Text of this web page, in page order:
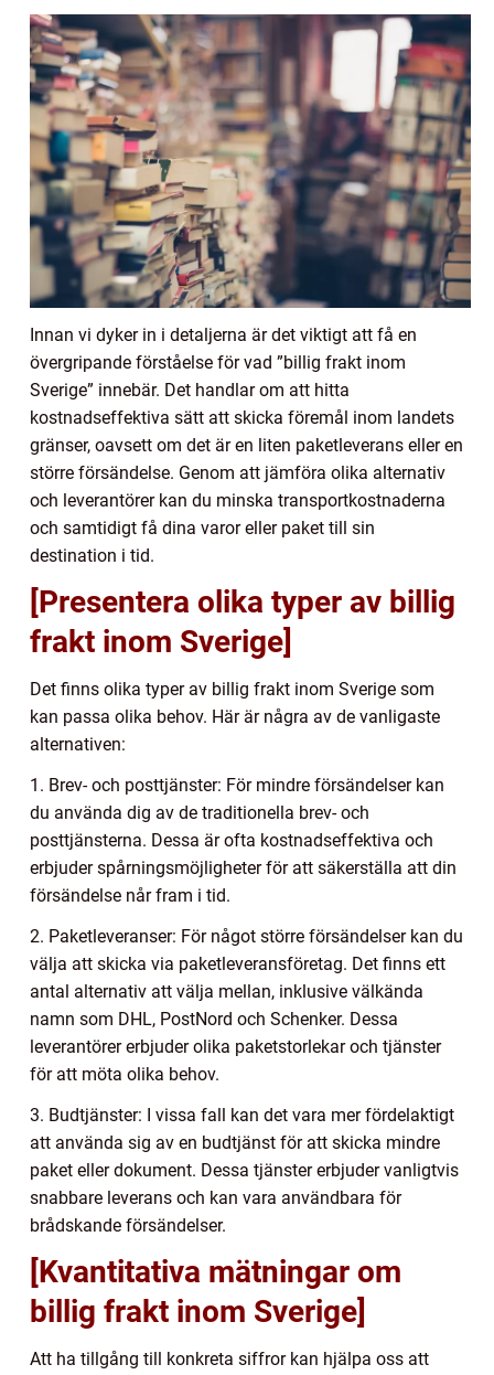
Innan vi dyker in i detaljerna är det viktigt att få en
övergripande förståelse för vad ”billig frakt inom
Sverige” innebär. Det handlar om att hitta
kostnadseffektiva sätt att skicka föremål inom landets
gränser, oavsett om det är en liten paketleverans eller en
större försändelse. Genom att jämföra olika alternativ
och leverantörer kan du minska transportkostnaderna
och samtidigt få dina varor eller paket till sin
destination i tid.
[Presentera olika typer av billig
frakt inom Sverige]
Det finns olika typer av billig frakt inom Sverige som
kan passa olika behov. Här är några av de vanligaste
alternativen:
1. Brev- och posttjänster: För mindre försändelser kan
du använda dig av de traditionella brev- och
posttjänsterna. Dessa är ofta kostnadseffektiva och
erbjuder spårningsmöjligheter för att säkerställa att din
försändelse når fram i tid.
2. Paketleveranser: För något större försändelser kan du
välja att skicka via paketleveransföretag. Det finns ett
antal alternativ att välja mellan, inklusive välkända
namn som DHL, PostNord och Schenker. Dessa
leverantörer erbjuder olika paketstorlekar och tjänster
för att möta olika behov.
3. Budtjänster: I vissa fall kan det vara mer fördelaktigt
att använda sig av en budtjänst för att skicka mindre
paket eller dokument. Dessa tjänster erbjuder vanligtvis
snabbare leverans och kan vara användbara för
brådskande försändelser.
[Kvantitativa mätningar om
billig frakt inom Sverige]
Att ha tillgång till konkreta siffror kan hjälpa oss att